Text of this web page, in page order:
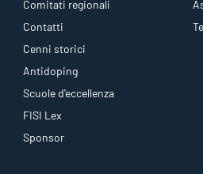
Comitati regionali
Contatti
Cenni storici
Antidoping
Scuole d'eccellenza
FISI Lex
Sponsor